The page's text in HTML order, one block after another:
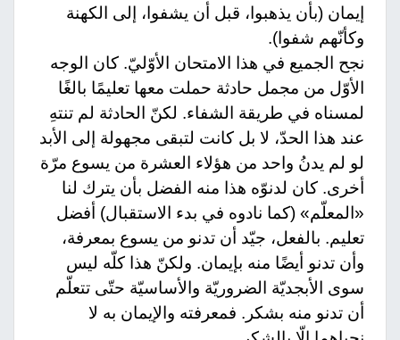
إيمان (بأن يذهبوا، قبل أن يشفوا، إلى الكهنة
وكأنّهم شفوا).
نجح الجميع في هذا الامتحان الأوّليّ. كان الوجه
الأوّل من مجمل حادثة حملت معها تعليمًا بالغًا
لمسناه في طريقة الشفاء. لكنّ الحادثة لم تنتهِ
عند هذا الحدّ، لا بل كانت لتبقى مجهولة إلى الأبد
لو لم يدنُ واحد من هؤلاء العشرة من يسوع مرّة
أخرى. كان لدنوّه هذا منه الفضل بأن يترك لنا
«المعلّم» (كما نادوه في بدء الاستقبال) أفضل
تعليم. بالفعل، جيّد أن تدنو من يسوع بمعرفة،
وأن تدنو أيضًا منه بإيمان. ولكنّ هذا كلّه ليس
سوى الأبجديّة الضروريّة والأساسيّة حتّى تتعلّم
أن تدنو منه بشكر. فمعرفته والإيمان به لا